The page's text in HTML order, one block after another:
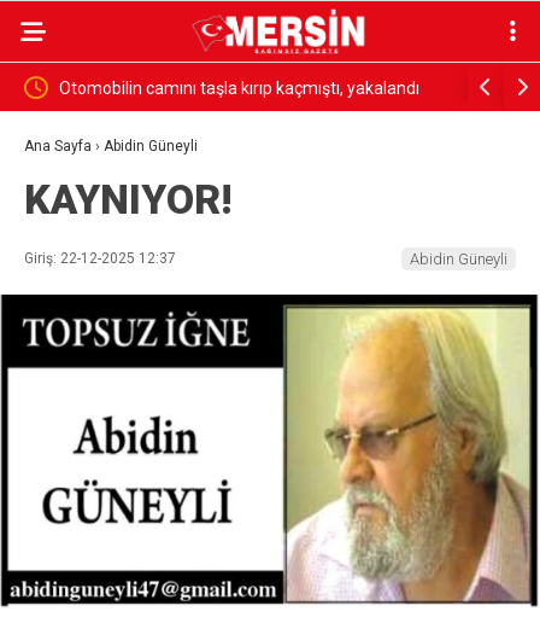
Otomobilin camını taşla kırıp kaçmıştı, yakalandı 18
Ana Sayfa › Abidin Güneyli
KAYNIYOR!
Giriş: 22-12-2025 12:37 Abidin Güneyli